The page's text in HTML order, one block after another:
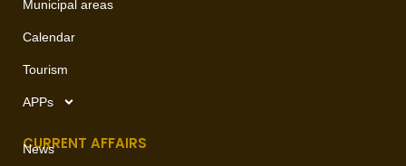
Municipal areas
Calendar
Tourism
APPs
CURRENT AFFAIRS
News